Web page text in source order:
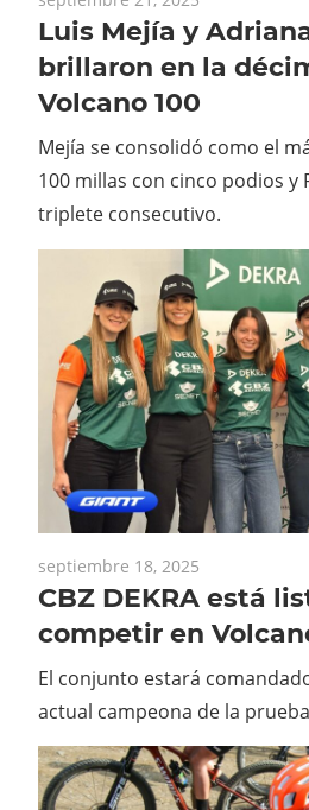
Luis Mejía y
brillaron en la
Volcano 100
Mejía se consolidó como el
100 millas con cinco podios y
triplete consecutivo.
septiembre 18, 2025
CBZ DEKRA está
competir en
El conjunto estará
actual campeona de la